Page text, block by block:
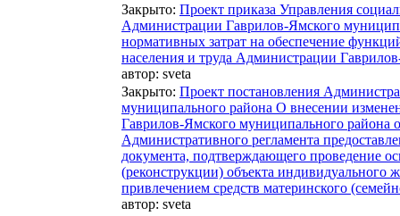
Закрыто: Проект приказа Управления
Администрации Гаврилов-Ямского
нормативных затрат на обеспечение
населения и труда Администрации
автор: sveta
Закрыто: Проект постановления
муниципального района О внесении
Гаврилов-Ямского муниципального
Административного регламента
документа, подтверждающего проведение
(реконструкции) объекта индивидуального
привлечением средств материнского
автор: sveta